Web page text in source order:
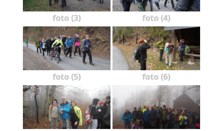
foto (3) foto (4)
foto (5) foto (6)